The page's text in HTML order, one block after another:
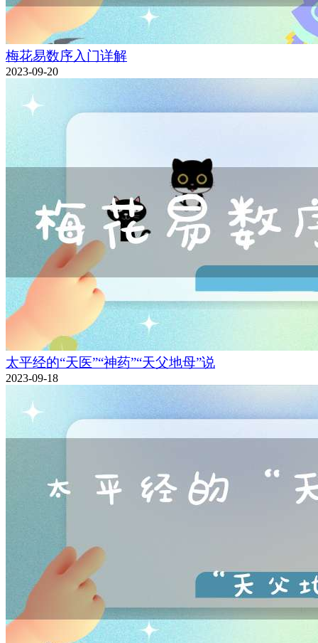
梅花易数序入门详解
2023-09-20
太平经的“天医”“神药”“天父地母”说
2023-09-18